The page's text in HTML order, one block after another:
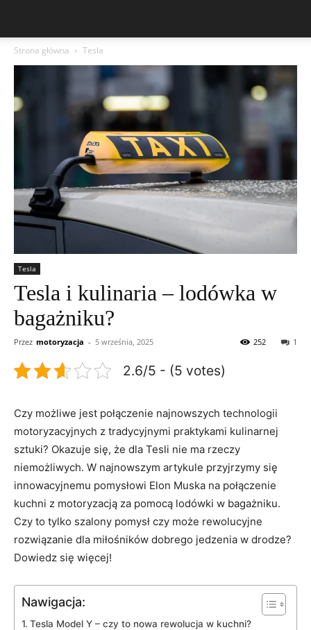
Strona główna Tesla
Tesla
Tesla i kulinaria – lodówka w
bagażniku?
Przez motoryzacja - 5 września, 2025 1
252
2.6/5 - (5 votes)
Czy możliwe jest⁤ połączenie najnowszych technologii⁤
motoryzacyjnych z‌ tradycyjnymi praktykami kulinarnej
⁤sztuki? Okazuje ⁤się, że dla⁤ Tesli nie⁤ ma rzeczy
niemożliwych. W najnowszym ​artykule przyjrzymy się
innowacyjnemu⁤ pomysłowi ‌Elon Muska ​na‍ połączenie
kuchni z motoryzacją za pomocą lodówki​ w bagażniku.
Czy to tylko szalony pomysł czy‌ może rewolucyjne
rozwiązanie​ dla ⁣miłośników dobrego jedzenia w ⁣drodze?
Dowiedz się więcej!
Nawigacja:
Tesla Model Y – ⁣czy ⁣to nowa ‍rewolucja w kuchni?